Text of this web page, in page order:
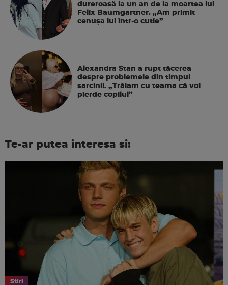
dureroasă la un an de la moartea lui
Felix Baumgartner. „Am primit
cenușa lui într-o cutie”
Alexandra Stan a rupt tăcerea
despre problemele din timpul
sarcinii. „Trăiam cu teama că voi
pierde copilul”
Te-ar putea interesa si:
Stiri